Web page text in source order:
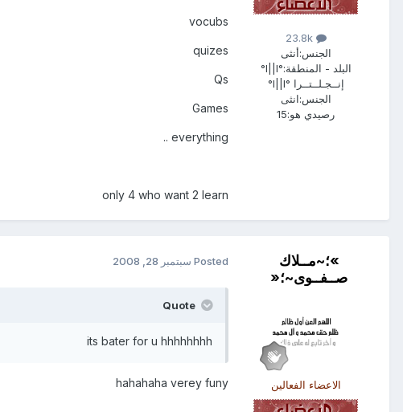
23.8k
الجنس:أنثى
البلد - المنطقة:
°l||l°
إنــجـلــتــرا °l||l°
الجنس:انثى
رصيدي هو:15
vocubs
quizes
Qs
Games
everything ..
only 4 who want 2 learn
»؛~مــلاك
صــفــوى~؛«
الاعضاء الفعالين
Posted سبتمبر 28, 2008
its bater for u hhhhhhhh
hahahaha verey funy